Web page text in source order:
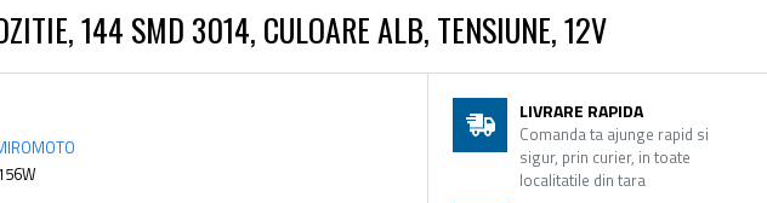
144 SMD 3014, CULOARE ALB, TENSIUNE, 12V
LIVRARE RAPIDA
Comanda ta ajunge rapid si
sigur, prin curier, in toate
localitatile din tara